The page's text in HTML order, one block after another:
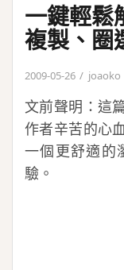
一鍵輕鬆
複製、圈
2009-05-26 joaoko
文前聲明：這
作者辛苦的心
一個更舒適的
驗。